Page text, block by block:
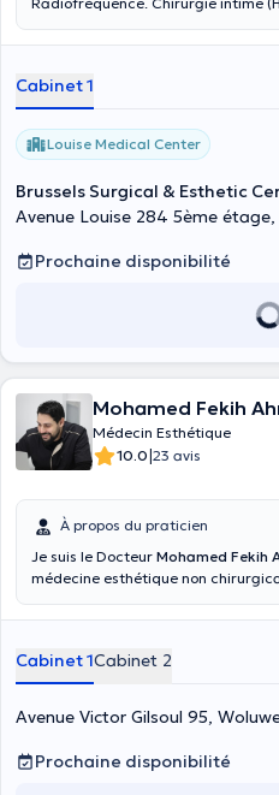
Cabinet 1
Louise Medical Center
Brussels Surgical & Esthetic
Avenue Louise 284 5ème
Prochaine disponibilité
Mohamed Fekih
Médecin Esthétique
10.0|23 avis
À propos du praticien
Je suis le Docteur Mohamed Fekih
médecine esthétique non
des Médecins et je suis membre
workshops et des congrès qui me
perfectionner mes techniques.
Cabinet 1Cabinet 2
Avenue Victor Gilsoul 95,
Prochaine disponibilité